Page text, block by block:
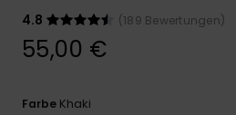
die häufigsten
Fragen sowie
4.8
(189 Bewertungen)
55,00 €
Farbe Khaki